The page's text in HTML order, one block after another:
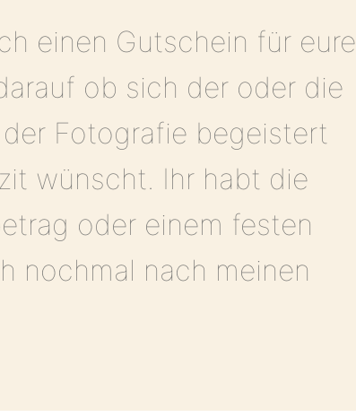
einen Gutschein für eure
ob sich der oder die
Fotografie begeistert
wünscht. Ihr habt die
oder einem festen
nochmal nach meinen